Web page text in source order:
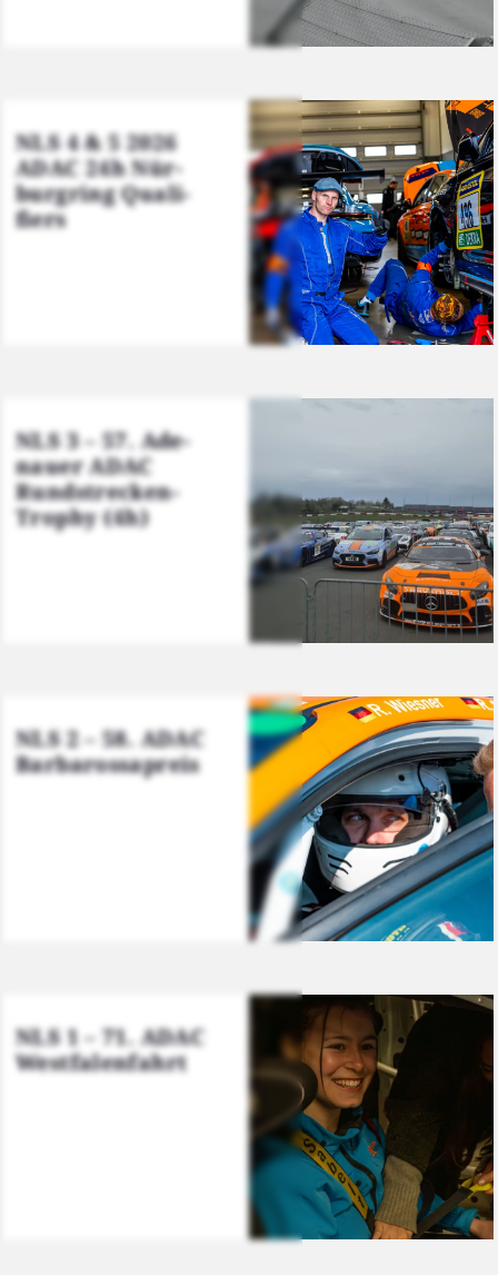
NLS 4 & 5 2026
ADAC 24h Nür­
burg­ring Qua­li­
fiers
NLS 3 – 57. Ade­
nau­er ADAC
Rund­stre­cken-
Tro­phy (4h)
NLS 2 – 58. ADAC
Bar­ba­ros­sa­preis
NLS 1 – 71. ADAC
West­fa­len­fahrt